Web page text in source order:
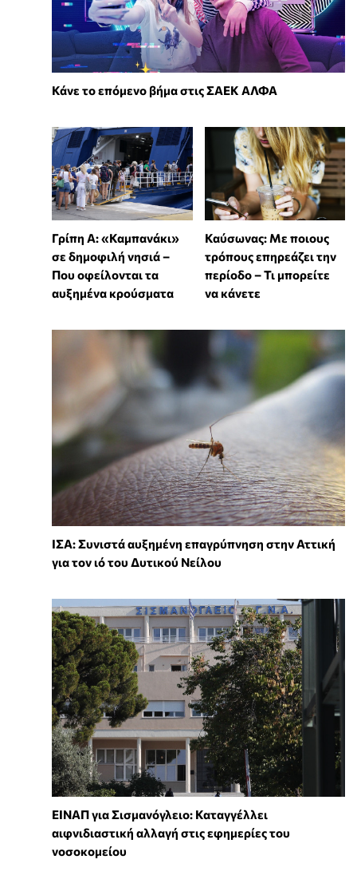
Κάνε το επόμενο βήμα στις ΣΑΕΚ ΑΛΦΑ
Γρίπη Α: «Καμπανάκι»
σε δημοφιλή νησιά –
Που οφείλονται τα
αυξημένα κρούσματα
Καύσωνας: Με ποιους
τρόπους επηρεάζει την
περίοδο – Τι μπορείτε
να κάνετε
ΙΣΑ: Συνιστά αυξημένη επαγρύπνηση στην Αττική
για τον ιό του Δυτικού Νείλου
ΕΙΝΑΠ για Σισμανόγλειο: Καταγγέλλει
αιφνιδιαστική αλλαγή στις εφημερίες του
νοσοκομείου